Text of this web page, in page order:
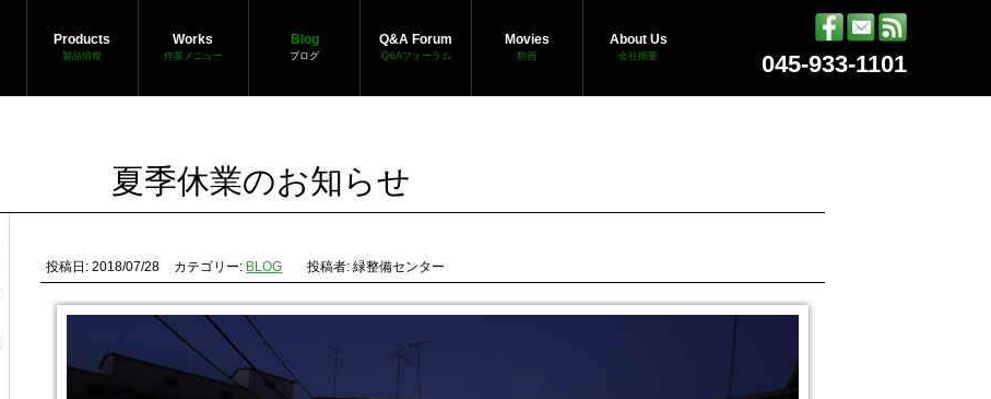
Products
製品情報
Works
作業メニュー
Blog
ブログ
Q&A Forum
Q&Aフォーラム
Movies
動画
About Us
会社概要 045-933-1101
夏季休業のお知らせ
投稿日: 2018/07/28 カテゴリー: BLOG 投稿者: 緑整備センター